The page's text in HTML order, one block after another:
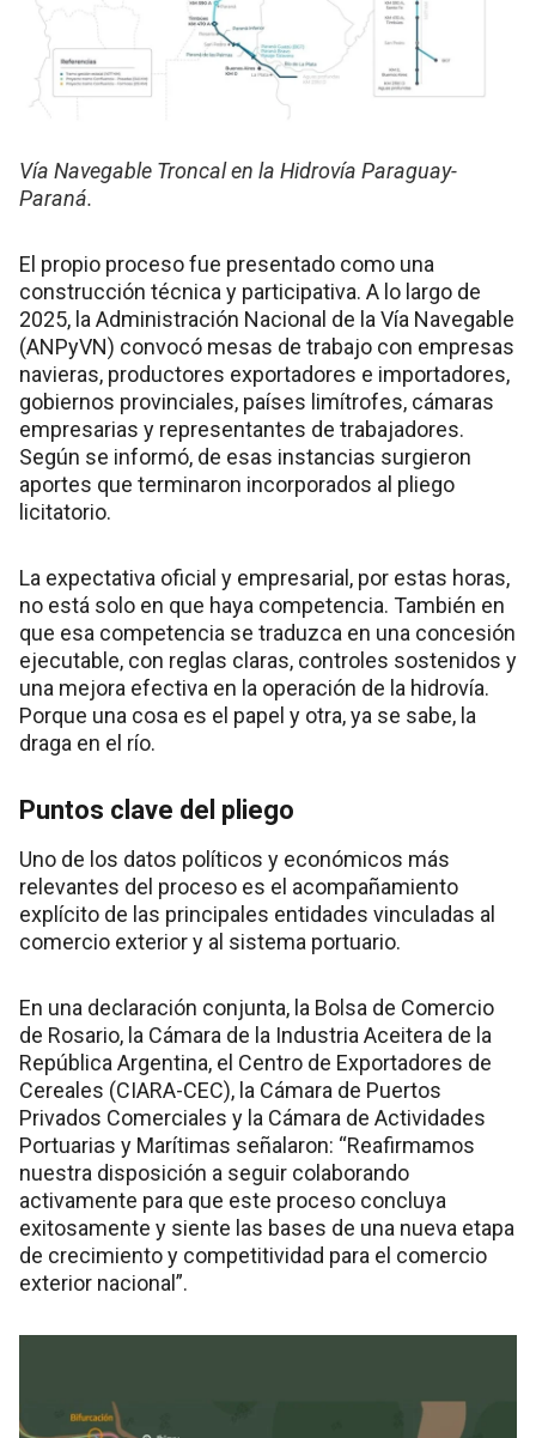
Vía Navegable Troncal en la Hidrovía Paraguay-
Paraná.
El propio proceso fue presentado como una
construcción técnica y participativa. A lo largo de
2025, la Administración Nacional de la Vía Navegable
(ANPyVN) convocó mesas de trabajo con empresas
navieras, productores exportadores e importadores,
gobiernos provinciales, países limítrofes, cámaras
empresarias y representantes de trabajadores.
Según se informó, de esas instancias surgieron
aportes que terminaron incorporados al pliego
licitatorio.
La expectativa oficial y empresarial, por estas horas,
no está solo en que haya competencia. También en
que esa competencia se traduzca en una concesión
ejecutable, con reglas claras, controles sostenidos y
una mejora efectiva en la operación de la hidrovía.
Porque una cosa es el papel y otra, ya se sabe, la
draga en el río.
Puntos clave del pliego
Uno de los datos políticos y económicos más
relevantes del proceso es el acompañamiento
explícito de las principales entidades vinculadas al
comercio exterior y al sistema portuario.
En una declaración conjunta, la Bolsa de Comercio
de Rosario, la Cámara de la Industria Aceitera de la
República Argentina, el Centro de Exportadores de
Cereales (CIARA-CEC), la Cámara de Puertos
Privados Comerciales y la Cámara de Actividades
Portuarias y Marítimas señalaron: “Reafirmamos
nuestra disposición a seguir colaborando
activamente para que este proceso concluya
exitosamente y siente las bases de una nueva etapa
de crecimiento y competitividad para el comercio
exterior nacional”.